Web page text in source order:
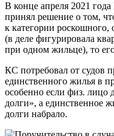
В конце апреля 2021
принял решение о том,
к категории
(в деле фигурировала
при одном жильце), то
КС потребовал от судов
единственного жилья в
особенно если физ. лицо
долги», а единственное
долги набрало.